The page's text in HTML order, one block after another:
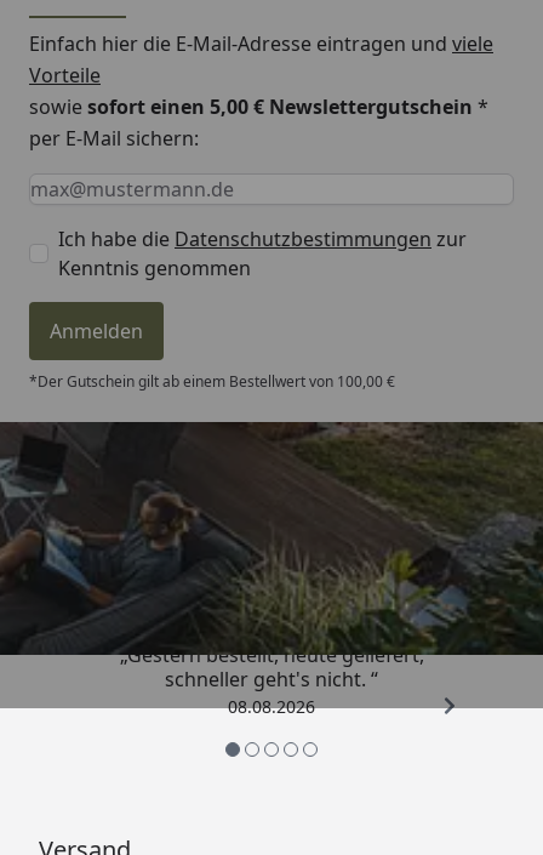
Serie
LONGLIFE
ROMO
Einbetonieren
Erdreich
(Bodeneinstand:
600 mm)
Aufschrauben
Pfostenträger
(mind. 1
angrenzendes)
Zaunelement
Höhe: 1800
mm
2400 mm
(mind. 1
angrenzendes)
Zaunelement
Höhe: 1640
mm
2400 mm (auf
1790 mm
oder 1950 mm
(auf 1790 mm
kürzen)
(beide
angrenzende)
Zaunelement
1790 mm (auf
1500 mm
kürzen)
1050 mm
Einfach hier die E-Mail-Adresse eintragen und viele
Vorteile
sowiesofort einen 5,00 € Newslettergutschein *
per E-Mail sichern:
Keine Eingabe erforderlich
Eingabe erforderlich
E-Mail *
Ich habe die Datenschutzbestimmungen zur
Kenntnis genommen
Anmelden
*Der Gutschein gilt ab einem Bestellwert von 100,00 €
Trusted Shops
4,81/ 5
„Gestern bestellt, heute geliefert,
schneller geht's nicht. “
08.08.2026